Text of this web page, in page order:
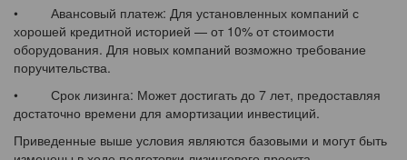
• Авансовый платеж: Для установленных компаний с
хорошей кредитной историей — от 10% от стоимости
оборудования. Для новых компаний возможно требование
поручительства.
• Срок лизинга: Может достигать до 7 лет, предоставляя
достаточно времени для амортизации инвестиций.
Приведенные выше условия являются базовыми и могут быть